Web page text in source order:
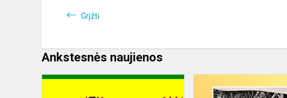
Grįžti
Ankstesnės naujienos
<Polifonija